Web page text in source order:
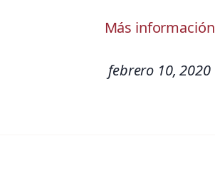
Más información
febrero 10, 2020